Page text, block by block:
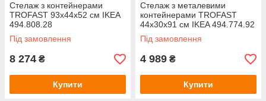
Стелаж з контейнерами
TROFAST 93x44x52 см IKEA
494.808.28
Під замовлення
8 274 ₴
Купити
Стелаж з металевими
контейнерами TROFAST
44x30x91 см IKEA 494.774.92
Під замовлення
4 989 ₴
Купити